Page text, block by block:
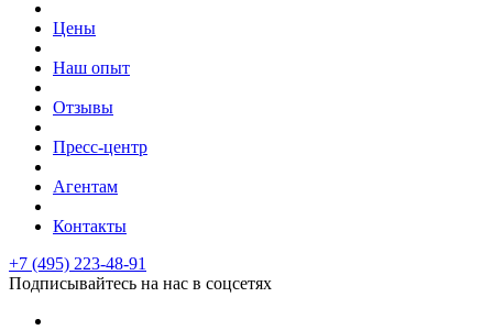
Цены
Наш опыт
Отзывы
Пресс-центр
Агентам
Контакты
+7 (495) 223-48-91
Подписывайтесь на нас в соцсетях